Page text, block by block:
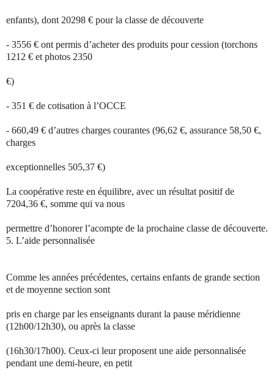
enfants), dont 20298 € pour la classe de découverte
- 3556 € ont permis d’acheter des produits pour cession (torchons
1212 € et photos 2350
€)
- 351 € de cotisation à l’OCCE
- 660,49 € d’autres charges courantes (96,62 €, assurance 58,50 €,
charges
exceptionnelles 505,37 €)
La coopérative reste en équilibre, avec un résultat positif de
7204,36 €, somme qui va nous
permettre d’honorer l’acompte de la prochaine classe de découverte.
5. L’aide personnalisée
Comme les années précédentes, certains enfants de grande section
et de moyenne section sont
pris en charge par les enseignants durant la pause méridienne
(12h00/12h30), ou après la classe
(16h30/17h00). Ceux-ci leur proposent une aide personnalisée
pendant une demi-heure, en petit